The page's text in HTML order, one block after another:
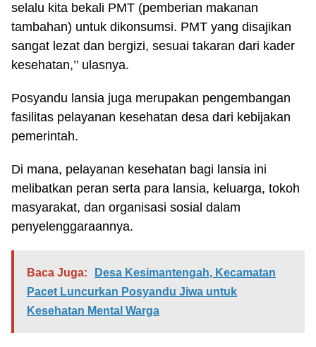
selalu kita bekali PMT (pemberian makanan
tambahan) untuk dikonsumsi. PMT yang disajikan
sangat lezat dan bergizi, sesuai takaran dari kader
kesehatan,’’ ulasnya.
Posyandu lansia juga merupakan pengembangan
fasilitas pelayanan kesehatan desa dari kebijakan
pemerintah.
Di mana, pelayanan kesehatan bagi lansia ini
melibatkan peran serta para lansia, keluarga, tokoh
masyarakat, dan organisasi sosial dalam
penyelenggaraannya.
Baca Juga:
Desa Kesimantengah, Kecamatan
Pacet Luncurkan Posyandu Jiwa untuk
Kesehatan Mental Warga